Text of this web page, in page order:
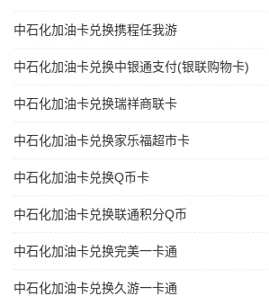
中石化加油卡兑换携程任我游
中石化加油卡兑换中银通支付(银联购物卡)
中石化加油卡兑换瑞祥商联卡
中石化加油卡兑换家乐福超市卡
中石化加油卡兑换Q币卡
中石化加油卡兑换联通积分Q币
中石化加油卡兑换完美一卡通
中石化加油卡兑换久游一卡通